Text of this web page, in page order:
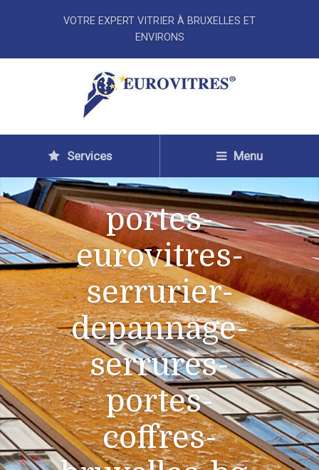
VOTRE EXPERT VITRIER À BRUXELLES ET
ENVIRONS
Services Menu
portes-
eurovitres-
serrurier-
depannage-
serrures-
portes-
coffres-